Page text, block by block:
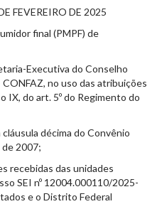
FEVEREIRO DE 2025
final (PMPF) de
Executiva do Conselho
no uso das atribuições
IX, do art. 5º do Regimento do
décima do Convênio
de 2007;
recebidas das unidades
SEI nº 12004.000110/2025-
e o Distrito Federal